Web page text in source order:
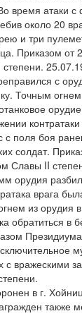
время атаки с
около 20
и три
Приказом от
с
Точным
с поля боя
солдат.
Славы II
орудия
врага
из орудия
обратиться в
с вражескими
в г.
также